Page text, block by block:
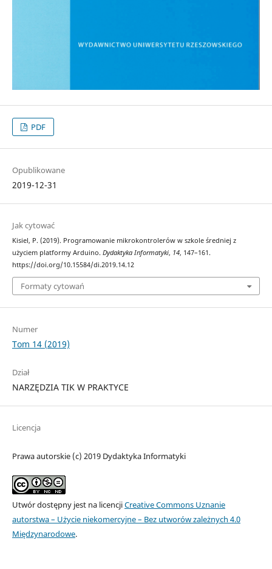
PDF
Opublikowane
2019-12-31
Jak cytować
Kisiel, P. (2019). Programowanie mikrokontrolerów w szkole średniej z
użyciem platformy Arduino. Dydaktyka Informatyki, 14, 147–161.
https://doi.org/10.15584/di.2019.14.12
Formaty cytowań
Numer
Tom 14 (2019)
Dział
NARZĘDZIA TIK W PRAKTYCE
Licencja
Prawa autorskie (c) 2019 Dydaktyka Informatyki
Utwór dostępny jest na licencjiCreative Commons Uznanie
autorstwa – Użycie niekomercyjne – Bez utworów zależnych 4.0
Międzynarodowe.